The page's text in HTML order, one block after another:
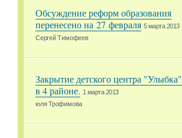
Обсуждение реформ образования
перенесено на 27 февраля 5 марта 2013
Сергей Тимофеев
Закрытие детского центра "Улыбка"
в 4 районе. 1 марта 2013
юля Трофимова